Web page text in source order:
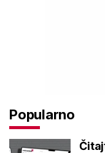
Popularno